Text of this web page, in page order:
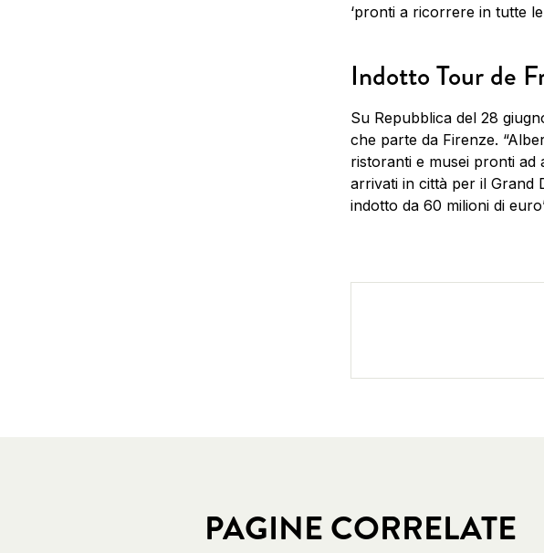
‘pronti a ricorrere in tutte le
Indotto Tour de
Su Repubblica del 28
che parte da Firenze.
ristoranti e musei pronti ad
arrivati in città per il Grand
indotto da 60 milioni di
PAGINE CORRELATE